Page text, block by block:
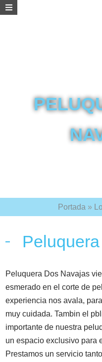
Portada »
Peluquera Dos Navajas
esmerado en el corte de
experiencia nos avala,
muy cuidada. Tambin el
importante de nuestra
un espacio exclusivo para
Prestamos un servicio